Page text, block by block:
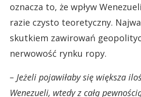
oznacza to, że wpływ
razie czysto teoretyczny.
skutkiem zawirowań
nerwowość rynku ropy.
– Jeżeli pojawiłaby się większa
Wenezueli, wtedy z całą